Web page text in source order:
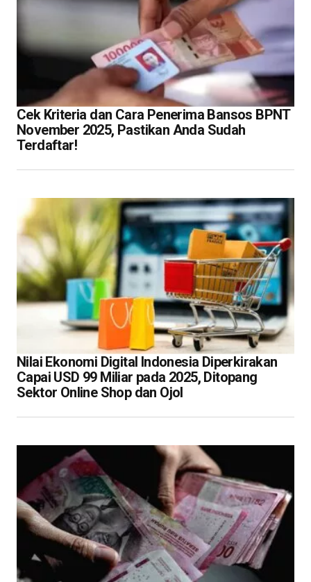
Cek Kriteria dan Cara Penerima Bansos BPNT
November 2025, Pastikan Anda Sudah
Terdaftar!
Nilai Ekonomi Digital Indonesia Diperkirakan
Capai USD 99 Miliar pada 2025, Ditopang
Sektor Online Shop dan Ojol